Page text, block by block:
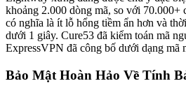
khoảng 2.000 dòng mã, so với
có nghĩa là ít lỗ hổng tiềm ẩn hơn và
dưới 1 giây. Cure53 đã kiểm toán mã
ExpressVPN đã công bố dưới dạng mã
Bảo Mật Hoàn Hảo Về Tính